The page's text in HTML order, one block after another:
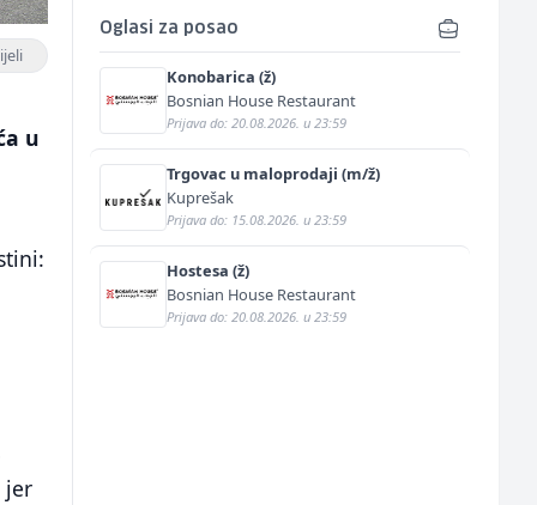
u
jer
Oglasi za posao
Konobarica (ž)
Bosnian House Restaurant
Prijava do: 20.08.2026. u 23:59
Trgovac u maloprodaji (m/ž)
Kuprešak
Prijava do: 15.08.2026. u 23:59
Hostesa (ž)
Bosnian House Restaurant
Prijava do: 20.08.2026. u 23:59